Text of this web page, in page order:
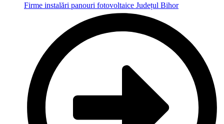
Firme instalări panouri fotovoltaice Județul Bihor